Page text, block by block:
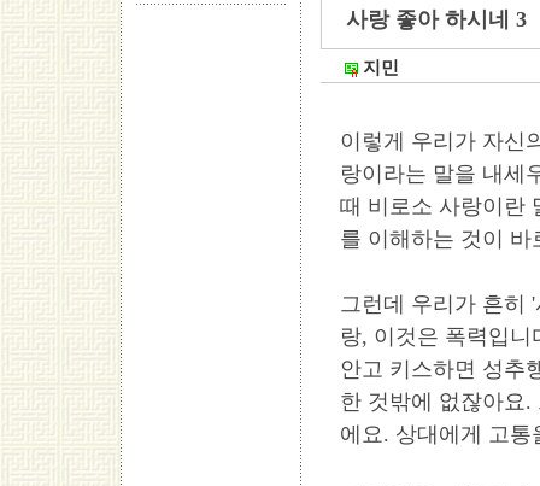
사랑 좋아 하시네 3
지민
이렇게 우리가 자신
랑이라는 말을 내세
때 비로소 사랑이란
를 이해하는 것이 바
그런데 우리가 흔히
랑, 이것은 폭력입
안고 키스하면 성추
한 것밖에 없잖아요
에요. 상대에게 고통